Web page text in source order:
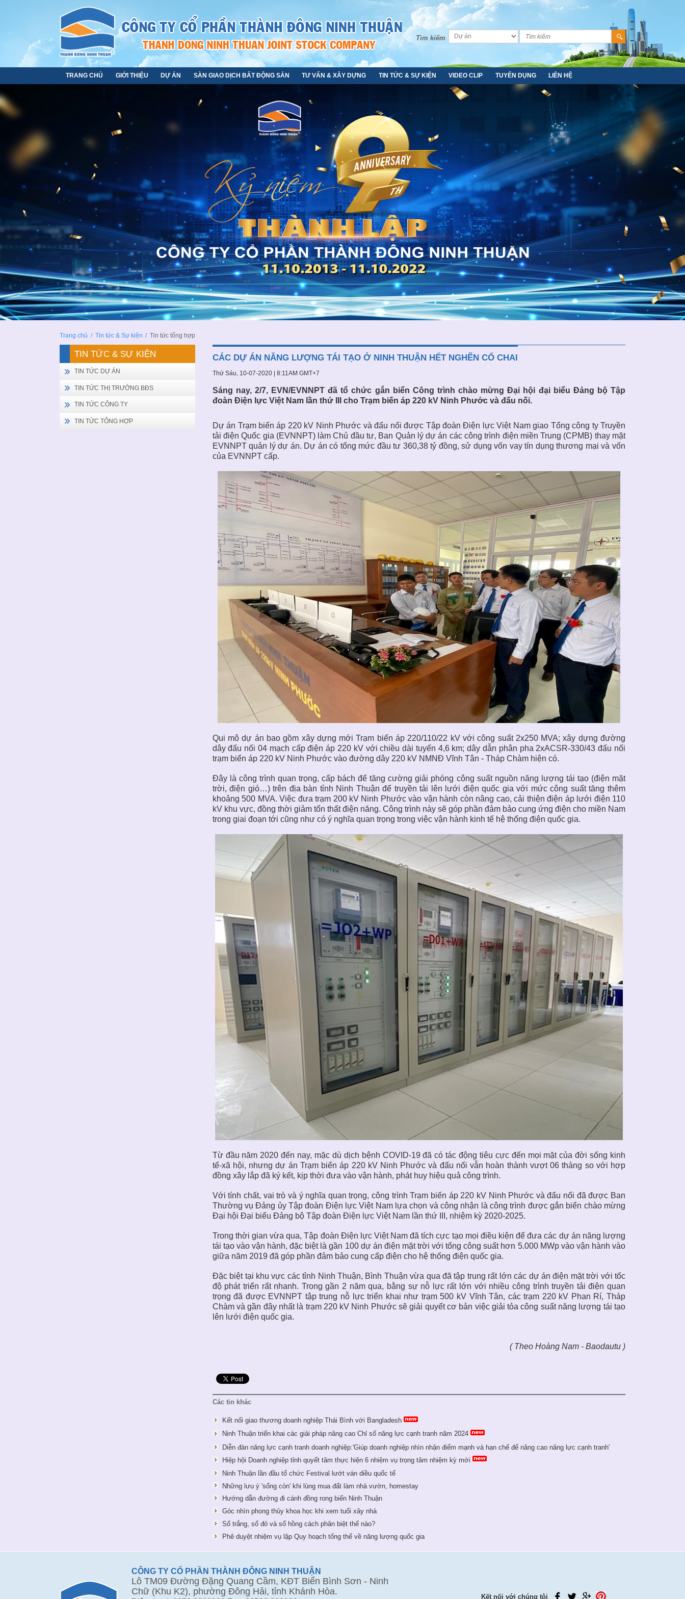
Tìm kiếm
TRANG CHỦ GIỚI THIỆU DỰ ÁN SÀN GIAO DỊCH BẤT ĐỘNG SẢN TƯ VẤN & XÂY DỰNG TIN TỨC & SỰ KIỆN VIDEO CLIP TUYỂN DỤNG LIÊN HỆ
Trang chủ / Tin tức & Sự kiện / Tin tức tổng hợp
CÁC DỰ ÁN NĂNG LƯỢNG TÁI TẠO Ở NINH THUẬN HẾT NGHẼN CỔ CHAI
Thứ Sáu, 10-07-2020 | 8:11AM GMT+7
Sáng nay, 2/7, EVN/EVNNPT đã tổ chức gắn biển Công trình chào mừng Đại hội đại biểu Đảng bộ Tập
đoàn Điện lực Việt Nam lần thứ III cho Trạm biến áp 220 kV Ninh Phước và đấu nối.
Dự án Trạm biến áp 220 kV Ninh Phước và đấu nối được Tập đoàn Điện lực Việt Nam giao Tổng công ty Truyền
tải điện Quốc gia (EVNNPT) làm Chủ đầu tư, Ban Quản lý dự án các công trình điện miền Trung (CPMB) thay mặt
EVNNPT quản lý dự án. Dự án có tổng mức đầu tư 360,38 tỷ đồng, sử dụng vốn vay tín dụng thương mại và vốn
của EVNNPT cấp.
Qui mô dự án bao gồm xây dựng mới Trạm biến áp 220/110/22 kV với công suất 2x250 MVA; xây dựng đường
dây đấu nối 04 mạch cấp điện áp 220 kV với chiều dài tuyến 4,6 km; dây dẫn phân pha 2xACSR-330/43 đấu nối
trạm biến áp 220 kV Ninh Phước vào đường dây 220 kV NMNĐ Vĩnh Tân - Tháp Chàm hiện có.
Đây là công trình quan trọng, cấp bách để tăng cường giải phóng công suất nguồn năng lượng tái tạo (điện mặt
trời, điện gió…) trên địa bàn tỉnh Ninh Thuận để truyền tải lên lưới điện quốc gia với mức công suất tăng thêm
khoảng 500 MVA. Việc đưa trạm 200 kV Ninh Phước vào vận hành còn nâng cao, cải thiện điện áp lưới điện 110
kV khu vực, đồng thời giảm tổn thất điện năng. Công trình này sẽ góp phần đảm bảo cung ứng điện cho miền Nam
trong giai đoạn tới cũng như có ý nghĩa quan trọng trong việc vận hành kinh tế hệ thống điện quốc gia.
Từ đầu năm 2020 đến nay, mặc dù dịch bệnh COVID-19 đã có tác động tiêu cực đến mọi mặt của đời sống kinh
tế-xã hội, nhưng dự án Trạm biến áp 220 kV Ninh Phước và đấu nối vẫn hoàn thành vượt 06 tháng so với hợp
đồng xây lắp đã ký kết, kịp thời đưa vào vận hành, phát huy hiệu quả công trình.
Với tính chất, vai trò và ý nghĩa quan trọng, công trình Trạm biến áp 220 kV Ninh Phước và đấu nối đã được Ban
Thường vụ Đảng ủy Tập đoàn Điện lực Việt Nam lựa chọn và công nhận là công trình được gắn biển chào mừng
Đại hội Đại biểu Đảng bộ Tập đoàn Điện lực Việt Nam lần thứ III, nhiệm kỳ 2020-2025.
Trong thời gian vừa qua, Tập đoàn Điện lực Việt Nam đã tích cực tạo mọi điều kiện để đưa các dự án năng lượng
tái tạo vào vận hành, đặc biệt là gần 100 dự án điện mặt trời với tổng công suất hơn 5.000 MWp vào vận hành vào
giữa năm 2019 đã góp phần đảm bảo cung cấp điện cho hệ thống điện quốc gia.
Đặc biệt tại khu vực các tỉnh Ninh Thuận, Bình Thuận vừa qua đã tập trung rất lớn các dự án điện mặt trời với tốc
độ phát triển rất nhanh. Trong gần 2 năm qua, bằng sự nỗ lực rất lớn với nhiều công trình truyền tải điện quan
trọng đã được EVNNPT tập trung nỗ lực triển khai như trạm 500 kV Vĩnh Tân, các trạm 220 kV Phan Rí, Tháp
Chàm và gần đây nhất là trạm 220 kV Ninh Phước sẽ giải quyết cơ bản việc giải tỏa công suất năng lượng tái tạo
lên lưới điện quốc gia.
( Theo Hoàng Nam - Baodautu )
Các tin khác
Kết nối giao thương doanh nghiệp Thái Bình với Bangladesh
Ninh Thuận triển khai các giải pháp nâng cao Chỉ số năng lực cạnh tranh năm 2024
Diễn đàn năng lực cạnh tranh doanh nghiệp:'Giúp doanh nghiệp nhìn nhận điểm mạnh và hạn chế để nâng cao năng lực cạnh tranh'
Hiệp hội Doanh nghiệp tỉnh quyết tâm thực hiện 6 nhiệm vụ trọng tâm nhiệm kỳ mới
Ninh Thuận lần đầu tổ chức Festival lướt ván diều quốc tế
Những lưu ý 'sống còn' khi lùng mua đất làm nhà vườn, homestay
Hướng dẫn đường đi cánh đồng rong biển Ninh Thuận
Góc nhìn phong thủy khoa học khi xem tuổi xây nhà
Sổ trắng, sổ đỏ và sổ hồng cách phân biệt thế nào?
Phê duyệt nhiệm vụ lập Quy hoạch tổng thể về năng lượng quốc gia
TIN TỨC & SỰ KIỆN
TIN TỨC DỰ ÁN
TIN TỨC THỊ TRƯỜNG BĐS
TIN TỨC CÔNG TY
TIN TỨC TỔNG HỢP
CÔNG TY CỔ PHẦN THÀNH ĐÔNG NINH THUẬN
Lô TM09 Đường Đặng Quang Cầm, KĐT Biển Bình Sơn - Ninh
Chữ (Khu K2), phường Đông Hải, tỉnh Khánh Hòa.
Kết nối với chúng tôi